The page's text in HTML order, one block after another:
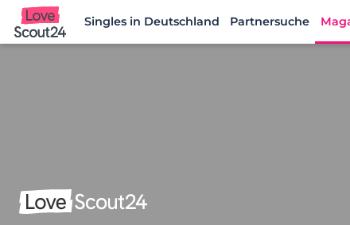
Lovescout24
Singles in Deutschland Partnersuche